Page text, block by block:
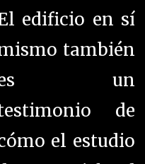
edificio en sí
también
un
de
el estudio